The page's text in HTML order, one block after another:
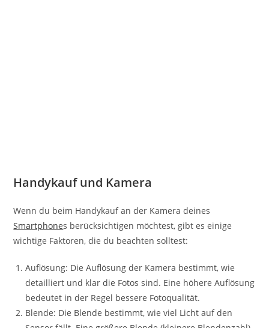
Handykauf und Kamera
Wenn du beim Handykauf an der Kamera deines
Smartphones berücksichtigen möchtest, gibt es einige
wichtige Faktoren, die du beachten solltest:
Auflösung: Die Auflösung der Kamera bestimmt, wie
detailliert und klar die Fotos sind. Eine höhere Auflösung
bedeutet in der Regel bessere Fotoqualität.
Blende: Die Blende bestimmt, wie viel Licht auf den